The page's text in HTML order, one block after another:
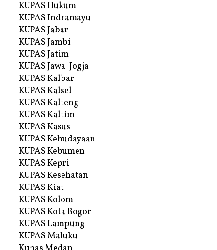
KUPAS Hukum
KUPAS Indramayu
KUPAS Jabar
KUPAS Jambi
KUPAS Jatim
KUPAS Jawa-Jogja
KUPAS Kalbar
KUPAS Kalsel
KUPAS Kalteng
KUPAS Kaltim
KUPAS Kasus
KUPAS Kebudayaan
KUPAS Kebumen
KUPAS Kepri
KUPAS Kesehatan
KUPAS Kiat
KUPAS Kolom
KUPAS Kota Bogor
KUPAS Lampung
KUPAS Maluku